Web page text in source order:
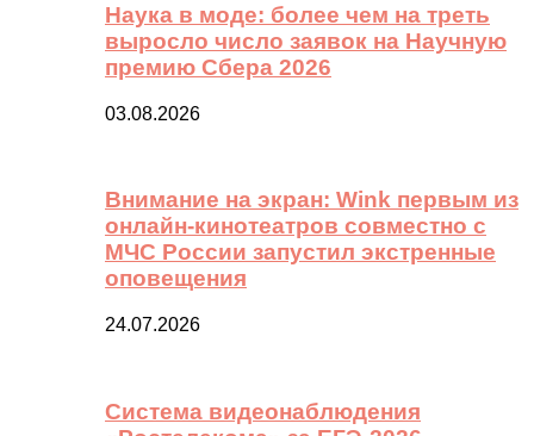
Наука в моде: более чем на треть
выросло число заявок на Научную
премию Сбера 2026
03.08.2026
Внимание на экран: Wink первым из
онлайн-кинотеатров совместно с
МЧС России запустил экстренные
оповещения
24.07.2026
Система видеонаблюдения